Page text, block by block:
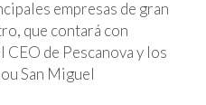
empresas de gran
que contará con
de Pescanova y los
San Miguel